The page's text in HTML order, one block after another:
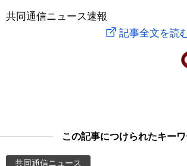
社会
旅と暮らし
暮らし
共同通信ニュース速報
記事全文を読
この記事につけられたキー
共同通信ニュース